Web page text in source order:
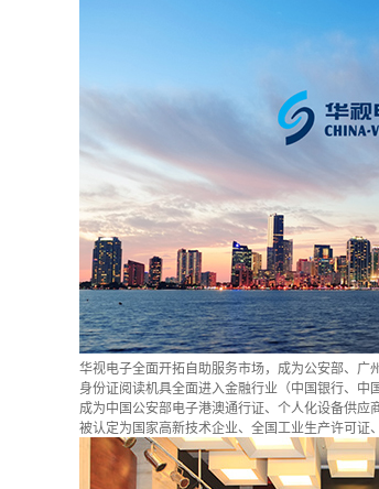
华视电子全面开拓自助服务市场，成为公安部、广
身份证阅读机具全面进入金融行业（中国银行、中
成为中国公安部电子港澳通行证、个人化设备供应商
被认定为国家高新技术企业、全国工业生产许可证